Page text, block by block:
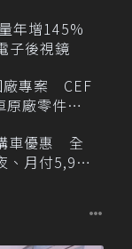
年增145%
子後視鏡
廠專案 CEF
廠零件最
車優惠 全
、月付5,900